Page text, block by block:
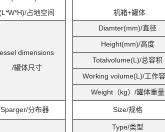
占地空间
机箱+罐体
dimensions
/罐体尺寸
Diamter(mm)/直径
Height(mm)/高度
Totalvolume(L)/总容积
Working volume(L)/工作
Weight（kg）/罐体重量
Sparger/分布器 Size/规格
Type/类型